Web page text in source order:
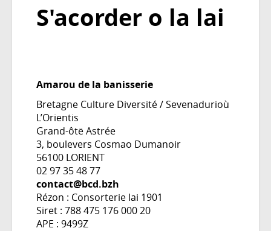
S'acorder o la lai
Amarou de la banisserie
Bretagne Culture Diversité / Sevenadurioù
L’Orientis
Grand-ôtë Astrée
3, boulevers Cosmao Dumanoir
56100 LORIENT
02 97 35 48 77
contact@bcd.bzh
Rézon : Consorterie lai 1901
Siret : 788 475 176 000 20
APE : 9499Z